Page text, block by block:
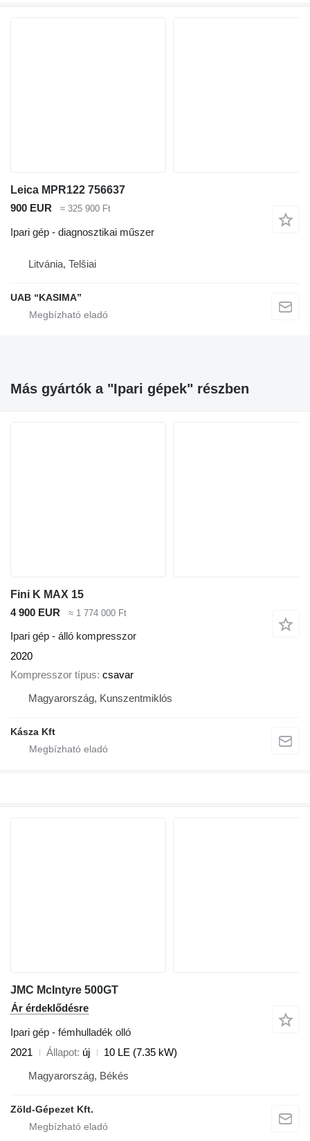
Leica MPR122 756637
900 EUR
≈ 325 900 Ft
Ipari gép - diagnosztikai műszer
Litvánia, Telšiai
UAB “KASIMA”
Más gyártók a "Ipari gépek" részben
Fini K MAX 15
4 900 EUR
≈ 1 774 000 Ft
Ipari gép - álló kompresszor
2020
Kompresszor típus csavar
Magyarország, Kunszentmiklós
Kásza Kft
JMC McIntyre 500GT
Ár érdeklődésre
Ipari gép - fémhulladék olló
2021
Állapot új
10 LE (7.35 kW)
Magyarország, Békés
Zöld-Gépezet Kft.